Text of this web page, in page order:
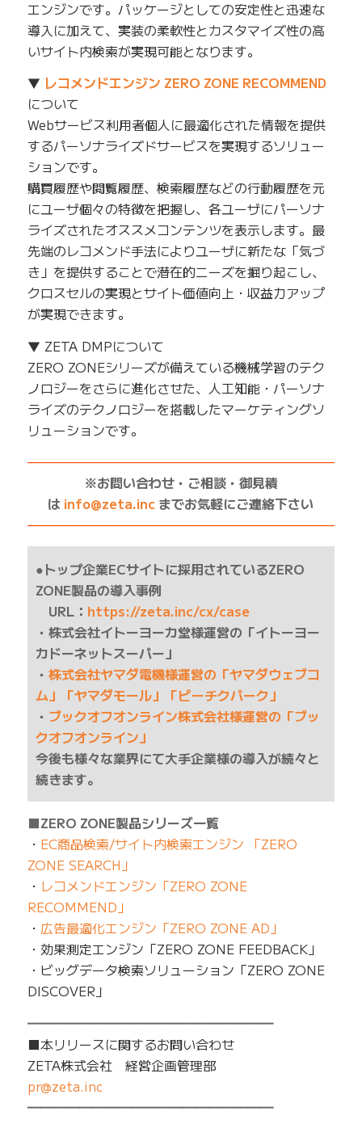
エンジンです。パッケージとしての安定性と迅速な
導入に加えて、実装の柔軟性とカスタマイズ性の高
いサイト内検索が実現可能となります。
▼ レコメンドエンジン ZERO ZONE RECOMMEND
について
Webサービス利用者個人に最適化された情報を提供
するパーソナライズドサービスを実現するソリュー
ションです。
購買履歴や閲覧履歴、検索履歴などの行動履歴を元
にユーザ個々の特徴を把握し、各ユーザにパーソナ
ライズされたオススメコンテンツを表示します。最
先端のレコメンド手法によりユーザに新たな「気づ
き」を提供することで潜在的ニーズを掘り起こし、
クロスセルの実現とサイト価値向上・収益力アップ
が実現できます。
▼ ZETA DMPについて
ZERO ZONEシリーズが備えている機械学習のテク
ノロジーをさらに進化させた、人工知能・パーソナ
ライズのテクノロジーを搭載したマーケティングソ
リューションです。
※お問い合わせ・ご相談・御見積
は info@zeta.inc までお気軽にご連絡下さい
●トップ企業ECサイトに採用されているZERO
ZONE製品の導入事例
URL： https://zeta.inc/cx/case
・株式会社イトーヨーカ堂様運営の「イトーヨー
カドーネットスーパー」
・ 株式会社ヤマダ電機様運営の「ヤマダウェブコ
ム」「ヤマダモール」「ピーチクパーク」
・ ブックオフオンライン株式会社様運営の「ブッ
クオフオンライン」
今後も様々な業界にて大手企業様の導入が続々と
続きます。
■ZERO ZONE製品シリーズ一覧
・ EC商品検索/サイト内検索エンジン 「ZERO
ZONE SEARCH」
・ レコメンドエンジン「ZERO ZONE
RECOMMEND」
・ 広告最適化エンジン「ZERO ZONE AD」
・効果測定エンジン「ZERO ZONE FEEDBACK」
・ビッグデータ検索ソリューション「ZERO ZONE
DISCOVER」
━━━━━━━━━━━━━━━━━━━
■本リリースに関するお問い合わせ
ZETA株式会社 経営企画管理部
pr@zeta.inc
━━━━━━━━━━━━━━━━━━━